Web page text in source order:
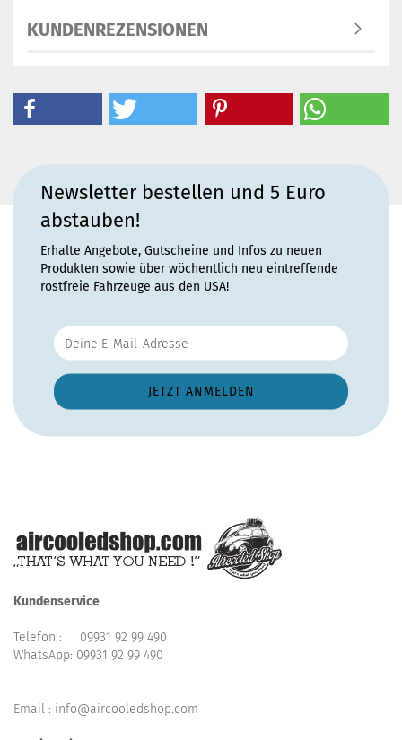
KUNDENREZENSIONEN
Newsletter bestellen und 5 Euro
abstauben!
Erhalte Angebote, Gutscheine und Infos zu neuen
Produkten sowie über wöchentlich neu eintreffende
rostfreie Fahrzeuge aus den USA!
Kundenservice
Telefon : 09931 92 99 490
WhatsApp: 09931 92 99 490
Email : info@aircooledshop.com